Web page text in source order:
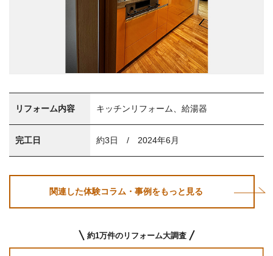
リフォーム内容 キッチンリフォーム、給湯器
完工日 約3日 / 2024年6月
関連した体験コラム・事例をもっと見る
約1万件のリフォーム大調査